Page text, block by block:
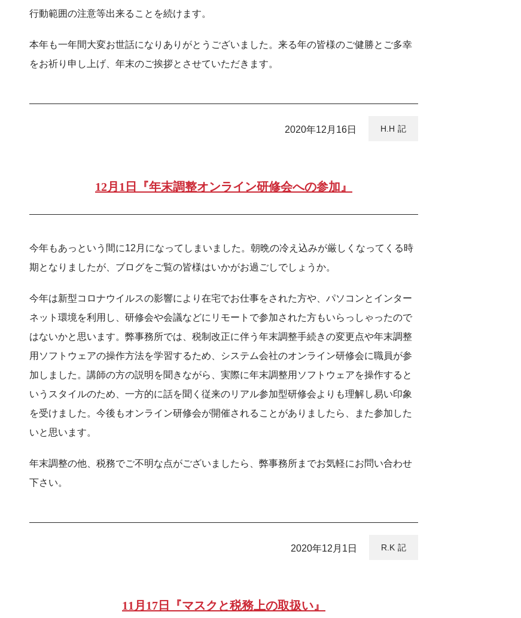
行動範囲の注意等出来ることを続けます。
本年も一年間大変お世話になりありがとうございました。来る年の皆様のご健勝とご多幸
をお祈り申し上げ、年末のご挨拶とさせていただきます。
H.H
2020年12月16日
12月1日『年末調整オンライン研修会への参加』
今年もあっという間に12月になってしまいました。朝晩の冷え込みが厳しくなってくる時
期となりましたが、ブログをご覧の皆様はいかがお過ごしでしょうか。
今年は新型コロナウイルスの影響により在宅でお仕事をされた方や、パソコンとインター
ネット環境を利用し、研修会や会議などにリモートで参加された方もいらっしゃったので
はないかと思います。弊事務所では、税制改正に伴う年末調整手続きの変更点や年末調整
用ソフトウェアの操作方法を学習するため、システム会社のオンライン研修会に職員が参
加しました。講師の方の説明を聞きながら、実際に年末調整用ソフトウェアを操作すると
いうスタイルのため、一方的に話を聞く従来のリアル参加型研修会よりも理解し易い印象
を受けました。今後もオンライン研修会が開催されることがありましたら、また参加した
いと思います。
年末調整の他、税務でご不明な点がございましたら、弊事務所までお気軽にお問い合わせ
下さい。
R.K
2020年12月1日
11月17日『マスクと税務上の取扱い』